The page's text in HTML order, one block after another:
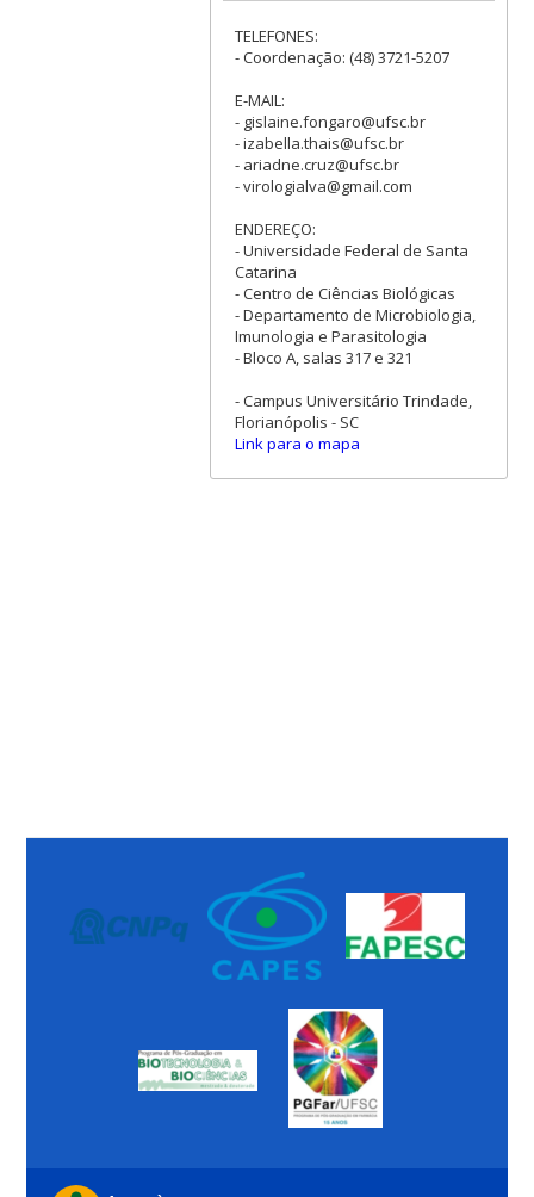
TELEFONES:
- Coordenação: (48) 3721-5207
E-MAIL:
- gislaine.fongaro@ufsc.br
- izabella.thais@ufsc.br
- ariadne.cruz@ufsc.br
- virologialva@gmail.com
ENDEREÇO:
- Universidade Federal de Santa
Catarina
- Centro de Ciências Biológicas
- Departamento de Microbiologia,
Imunologia e Parasitologia
- Bloco A, salas 317 e 321
- Campus Universitário Trindade,
Florianópolis - SC
Link para o mapa